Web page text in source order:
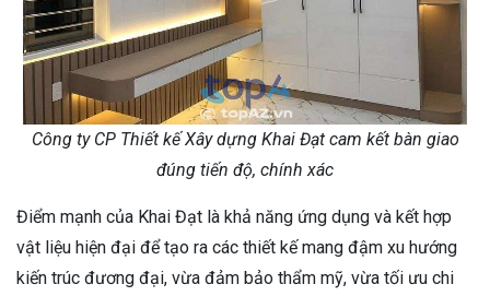
Công ty CP Thiết kế Xây dựng Khai Đạt cam kết bàn giao
đúng tiến độ, chính xác
Điểm mạnh của Khai Đạt là khả năng ứng dụng và kết hợp
vật liệu hiện đại để tạo ra các thiết kế mang đậm xu hướng
kiến trúc đương đại, vừa đảm bảo thẩm mỹ, vừa tối ưu chi